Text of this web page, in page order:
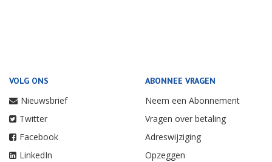
VOLG ONS
Nieuwsbrief
Twitter
Facebook
LinkedIn
ABONNEE VRAGEN
Neem een Abonnement
Vragen over betaling
Adreswijziging
Opzeggen